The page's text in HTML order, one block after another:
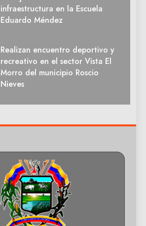
infraestructura en la Escuela
Eduardo Méndez
Realizan encuentro deportivo y
recreativo en el sector Vista El
Morro del municipio Roscio
Nieves